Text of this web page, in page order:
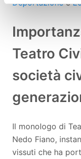
Deportazionee
Teatro
società
Il monologo di
Nedo Fiano,
vissuti che ha